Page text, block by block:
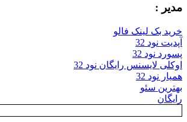
مدیر :
خرید بک لینک فالو
آپدیت نود 32
پسورد نود 32
اوکلی لایسنس رایگان نود 32
همیار نود 32
بهترین سئو
رایگان